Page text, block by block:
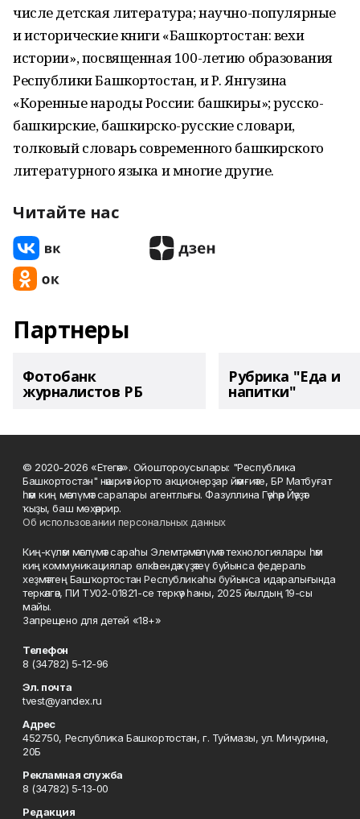
числе детская литература; научно-популярные
и исторические книги «Башкортостан: вехи
истории», посвященная 100-летию образования
Республики Башкортостан, и Р. Янгузина
«Коренные народы России: башкиры»; русско-
башкирские, башкирско-русские словари,
толковый словарь современного башкирского
литературного языка и многие другие.
Читайте нас
Партнеры
Фотобанк
журналистов РБ
Рубрика "Еда и
напитки"
© 2020-2026 «Етегән». Ойоштороусылары: "Республика
Башкортостан" нәшриәт йорто акционерҙар йәмғиәте, БР Матбуғат
һәм киң мәғлүмәт саралары агентлығы. Фазуллина Гәүһәр Йәүҙәт
ҡыҙы, баш мөхәррир.
Об использовании персональных данных
Киң-күләм мәғлүмәт сараһы Элемтә, мәғлүмәт технологиялары һәм
киң коммуникациялар өлкәһендә күҙәтеү буйынса федераль
хеҙмәттең Башҡортостан Республикаһы буйынса идаралығында
теркәлгән, ПИ ТУ02-01821-се теркәү һаны, 2025 йылдың 19-сы
майы.
Запрещено для детей «18+»
Телефон
8 (34782) 5-12-96
Эл. почта
tvest@yandex.ru
Адрес
452750, Республика Башкортостан, г. Туймазы, ул. Мичурина,
20Б
Рекламная служба
8 (34782) 5-13-00
Редакция